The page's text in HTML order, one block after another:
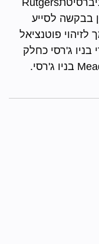
בבקשה לסייע
פוטנציאל
ג'רסי כחלק